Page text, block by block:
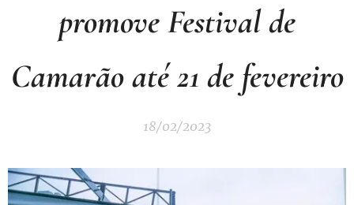
promove Festival de
Camarão até 21 de fevereiro
18/02/2023